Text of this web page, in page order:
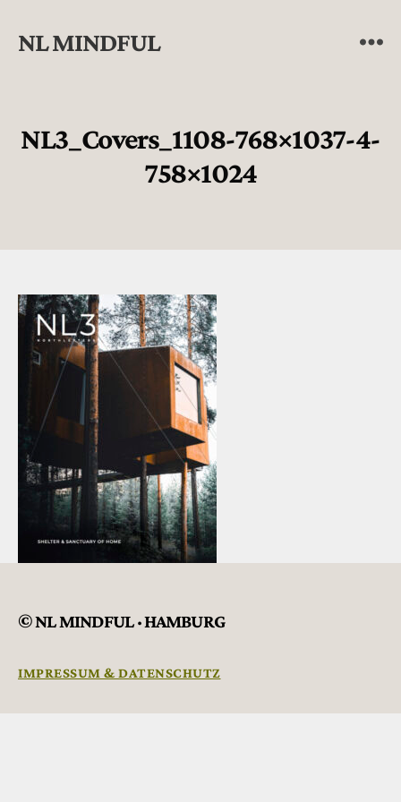
NL MINDFUL
NL3_Covers_1108-768×1037-4-
758×1024
© NL MINDFUL · HAMBURG
IMPRESSUM & DATENSCHUTZ